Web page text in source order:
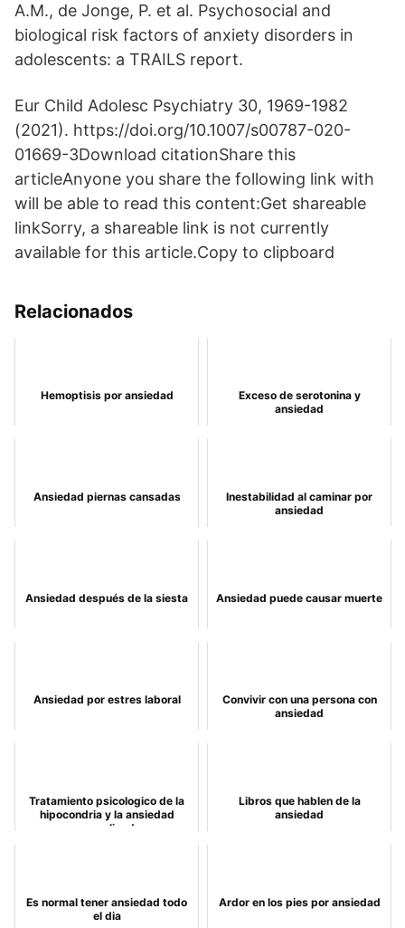
A.M., de Jonge, P. et al. Psychosocial and
biological risk factors of anxiety disorders in
adolescents: a TRAILS report.
Eur Child Adolesc Psychiatry 30, 1969-1982
(2021). https://doi.org/10.1007/s00787-020-
01669-3Download citationShare this
articleAnyone you share the following link with
will be able to read this content:Get shareable
linkSorry, a shareable link is not currently
available for this article.Copy to clipboard
Relacionados
Hemoptisis por ansiedad
Exceso de serotonina y
ansiedad
Ansiedad piernas cansadas
Inestabilidad al caminar por
ansiedad
Ansiedad después de la siesta Ansiedad puede causar muerte
Ansiedad por estres laboral
Convivir con una persona con
ansiedad
Tratamiento psicologico de la
hipocondria y la ansiedad
generalizada
Libros que hablen de la
ansiedad
Es normal tener ansiedad todo
el dia
Ardor en los pies por ansiedad